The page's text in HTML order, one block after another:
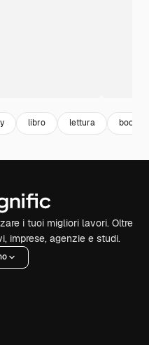
libro lettura book
i tuoi migliori lavori. Oltre
imprese, agenzie e studi.